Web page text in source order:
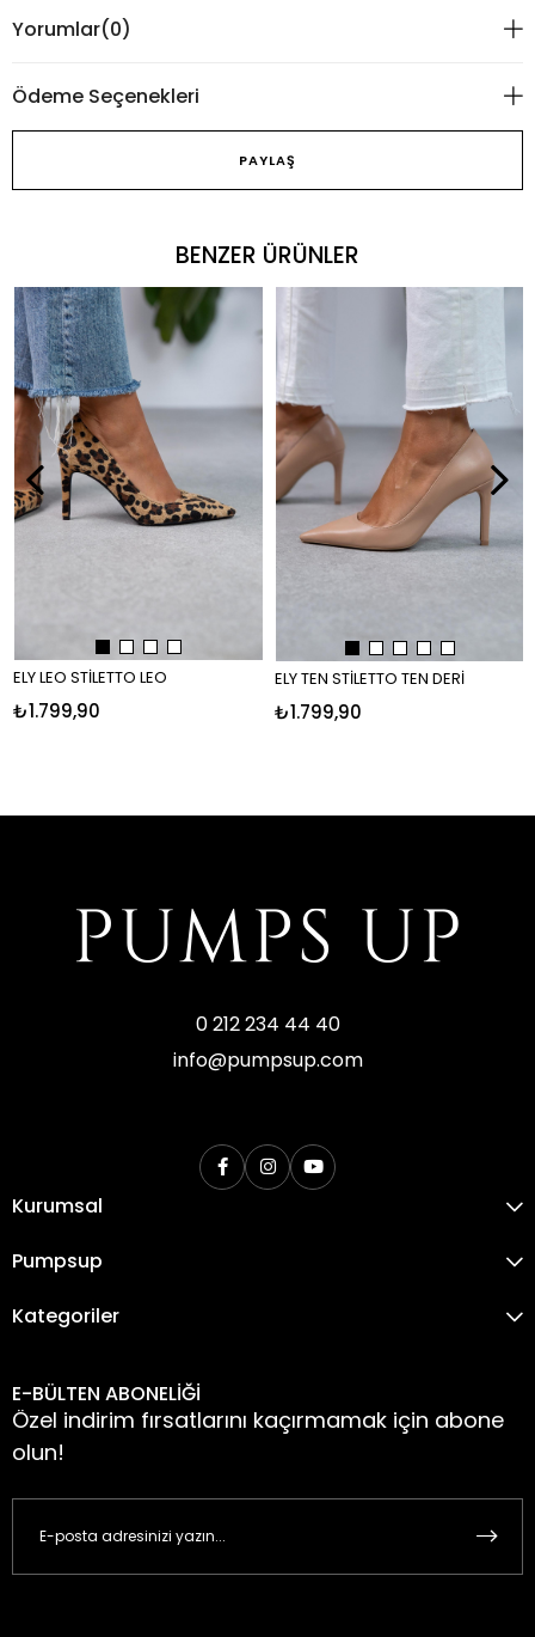
Yorumlar(0)
Ödeme Seçenekleri
PAYLAŞ
BENZER ÜRÜNLER
ELY LEO STİLETTO LEO
₺1.799,90
ELY TEN STİLETTO TEN DERİ
₺1.799,90
0 212 234 44 40
info@pumpsup.com
Kurumsal
Pumpsup
Kategoriler
E-BÜLTEN ABONELİĞİ
Özel indirim fırsatlarını kaçırmamak için abone
olun!